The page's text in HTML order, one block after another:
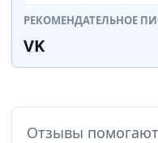
РЕКОМЕНДАТЕЛЬНОЕ
VK
Отзывы